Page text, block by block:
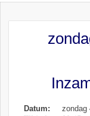
Datum:
zondag